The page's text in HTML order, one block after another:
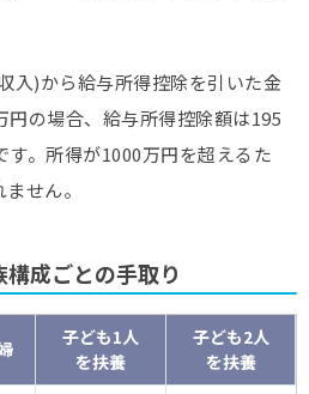
入)から給与所得控除を引いた金
円の場合、給与所得控除額は195
す。所得が1000万円を超えるた
せん。
成ごとの手取り
子ども1人
を扶養
子ども2人
を扶養